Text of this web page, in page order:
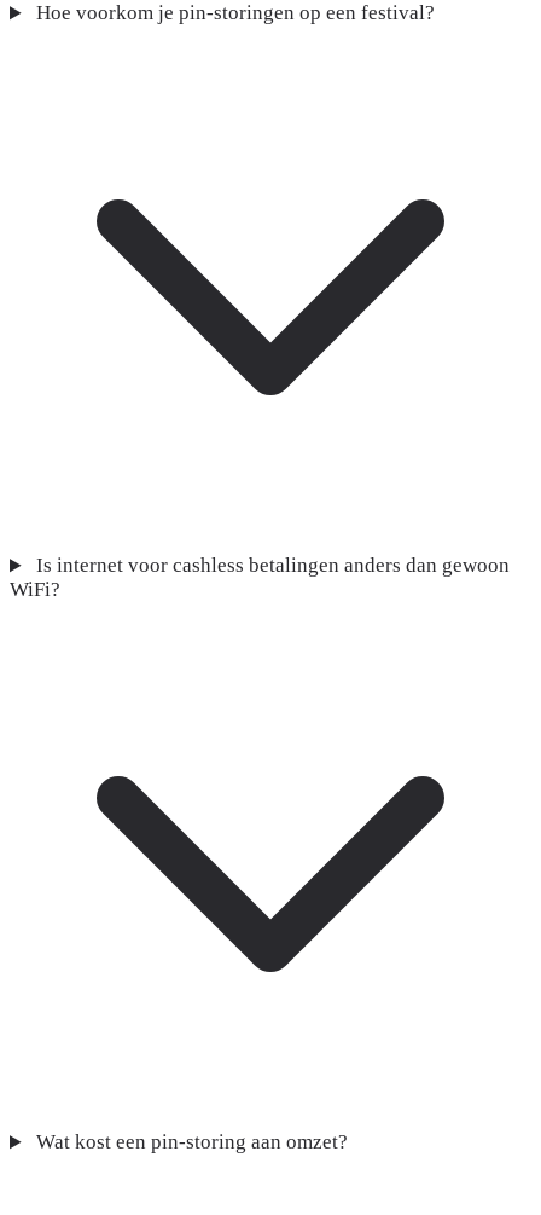
Hoe voorkom je pin-storingen op een festival?
Is internet voor cashless betalingen anders dan gewoon
WiFi?
Wat kost een pin-storing aan omzet?